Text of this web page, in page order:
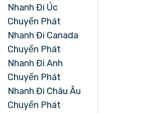
Nhanh Đi Úc
Chuyển Phát
Nhanh Đi Canada
Chuyển Phát
Nhanh Đi Anh
Chuyển Phát
Nhanh Đi Châu Âu
Chuyển Phát